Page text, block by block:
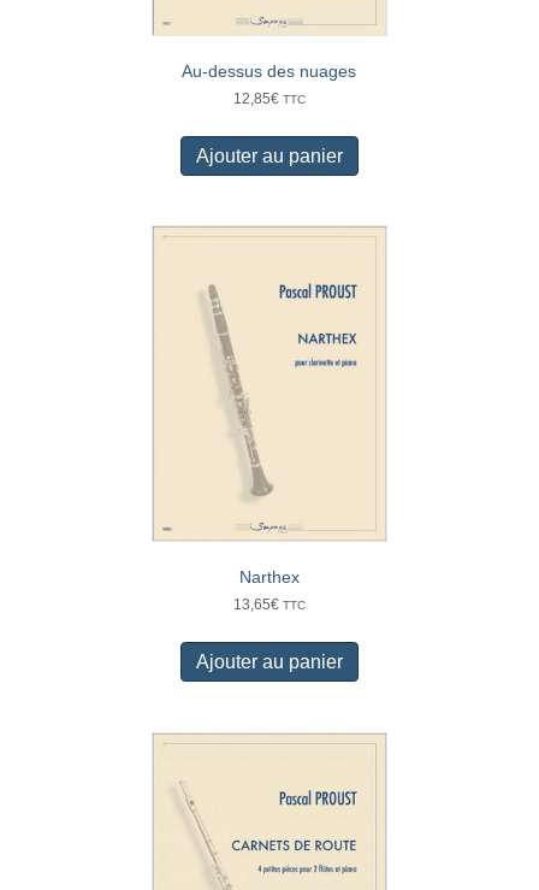
Au-dessus des nuages
12,85€ TTC
Ajouter au panier
Narthex
13,65€ TTC
Ajouter au panier